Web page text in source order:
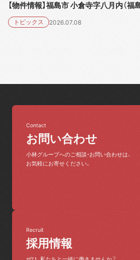
【物件情報】福島市 小倉寺字八月内（福
トピックス 2026.07.08
お問い合わせ
Contact
小林グループへのご相談・お問い合わせは、
お気軽にお寄せください。
採用情報
Recruit